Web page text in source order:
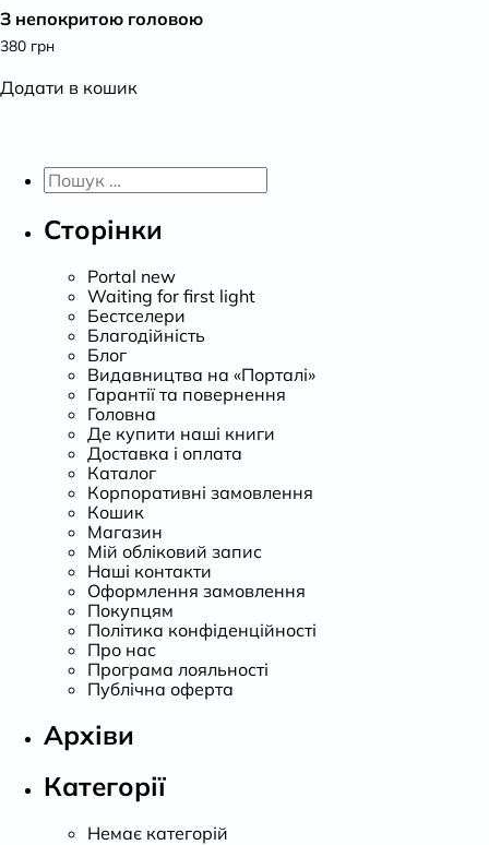
З непокритою головою
380 грн
Додати в кошик
Пошук:
Сторінки
Portal new
Waiting for first light
Бестселери
Благодійність
Блог
Видавництва на «Порталі»
Гарантії та повернення
Головна
Де купити наші книги
Доставка і оплата
Каталог
Корпоративні замовлення
Кошик
Магазин
Мій обліковий запис
Наші контакти
Оформлення замовлення
Покупцям
Політика конфіденційності
Про нас
Програма лояльності
Публічна оферта
Архіви
Категорії
Немає категорій